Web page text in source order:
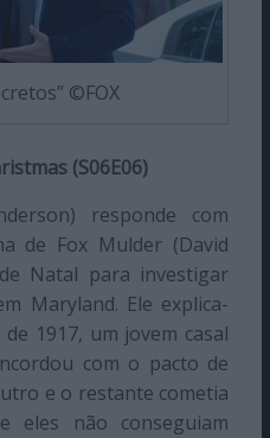
©FOX
(S06E06)
responde com
de Fox Mulder (David
Natal para investigar
Maryland. Ele explica-
1917, um jovem casal
com o pacto de
e o restante cometia
eles não conseguiam